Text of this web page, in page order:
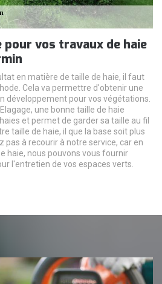
vos travaux de haie
en matière de taille de haie, il faut
Cela va permettre d'obtenir une
développement pour vos végétations.
une bonne taille de haie
et permet de garder sa taille au fil
taille de haie, il que la base soit plus
pas à recourir à notre service, car en
haie, nous pouvons vous fournir
l'entretien de vos espaces verts.